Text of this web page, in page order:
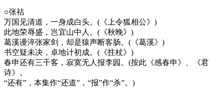
○张祜
万国见清道，一身成白头。(《上令狐相公》)
此地荣辱盛，岂宜山中人。(《秋晚》)
葛溪谩淬张家剑，却是猿声断客肠。(《葛溪》)
书空疑未决，卓地计初成。(《拄杖》)
春申还有三千客，寂寞无人报李园。(按此《感春申》、《君
诗》。
“还有”，本集作“还道”，“报”作“杀”。)